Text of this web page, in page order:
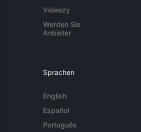
Videezy
Werden Sie
Anbieter
Sprachen
English
Español
Português